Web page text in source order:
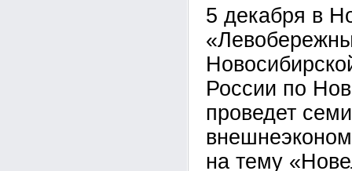
5 декабря в
России по
проведет
на тему